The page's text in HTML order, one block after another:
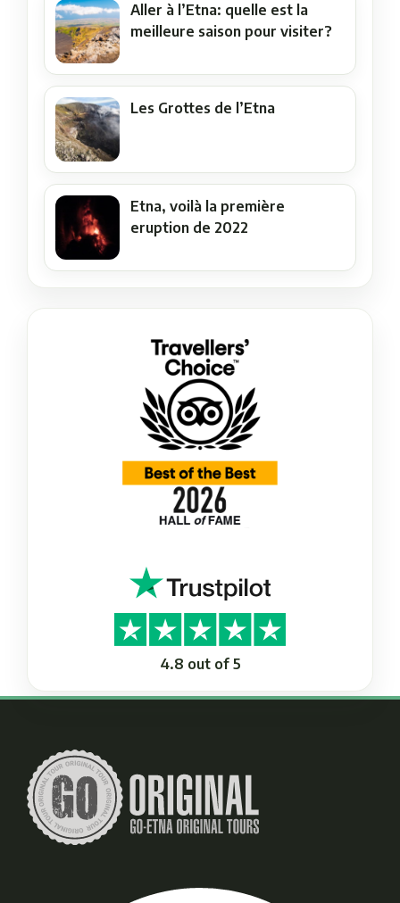
Aller à l’Etna: quelle est la
meilleure saison pour visiter?
Les Grottes de l’Etna
Etna, voilà la première
eruption de 2022
4.8 out of 5